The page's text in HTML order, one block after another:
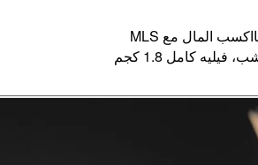
اكسب المال مع MLS
كامل 1.8 كجم